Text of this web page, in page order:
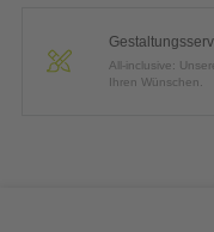
All-inclusive:
Ihren Wünschen.